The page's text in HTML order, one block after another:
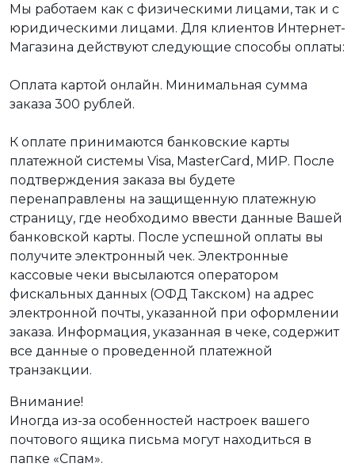
Мы работаем как с физическими лицами, так и с
юридическими лицами. Для клиентов Интернет-
Магазина действуют следующие способы оплаты:
Оплата картой онлайн. Минимальная сумма
заказа 300 рублей.
К оплате принимаются банковские карты
платежной системы Visa, MasterCard, МИР. После
подтверждения заказа вы будете
перенаправлены на защищенную платежную
страницу, где необходимо ввести данные Вашей
банковской карты. После успешной оплаты вы
получите электронный чек. Электронные
кассовые чеки высылаются оператором
фискальных данных (ОФД Такском) на адрес
электронной почты, указанной при оформлении
заказа. Информация, указанная в чеке, содержит
все данные о проведенной платежной
транзакции.
Внимание!
Иногда из-за особенностей настроек вашего
почтового ящика письма могут находиться в
папке «Спам».